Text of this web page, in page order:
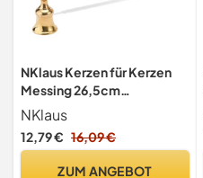
NKlaus Kerzen für Kerzen
Messing 26,5cm
Kerzenlöscher Holzgriff, 1
Stück
NKlaus
12,79 € 16,09 €
ZUM ANGEBOT